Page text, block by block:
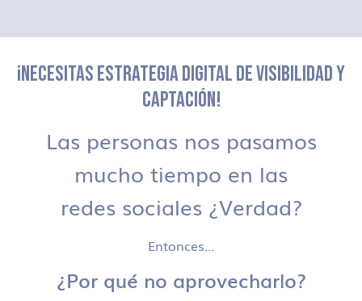
¡NECESITAS ESTRATEGIA DIGITAL DE VISIBILIDAD Y
CAPTACIÓN!
Las personas nos pasamos
mucho tiempo en las
redes sociales ¿Verdad?
Entonces…
¿Por qué no aprovecharlo?